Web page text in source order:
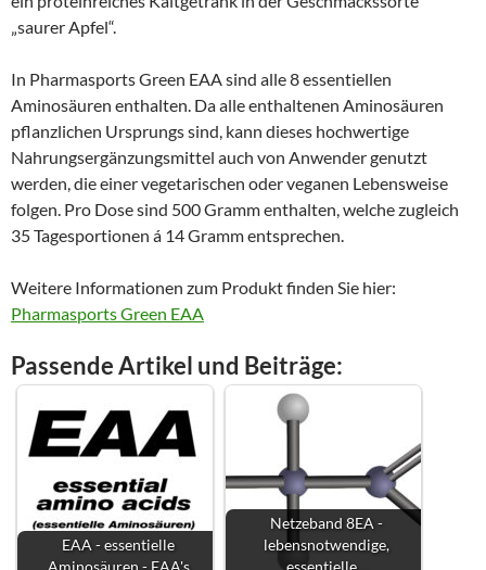
„saurer Apfel“.
In Pharmasports Green EAA sind alle 8 essentiellen
Aminosäuren enthalten. Da alle enthaltenen Aminosäuren
pflanzlichen Ursprungs sind, kann dieses hochwertige
Nahrungsergänzungsmittel auch von Anwender genutzt
werden, die einer vegetarischen oder veganen Lebensweise
folgen. Pro Dose sind 500 Gramm enthalten, welche zugleich
35 Tagesportionen á 14 Gramm entsprechen.
Weitere Informationen zum Produkt finden Sie hier:
Pharmasports Green EAA
Passende Artikel und Beiträge:
EAA - essentielle
Aminosäuren - EAA's
Netzeband 8EA -
lebensnotwendige,
essentielle…